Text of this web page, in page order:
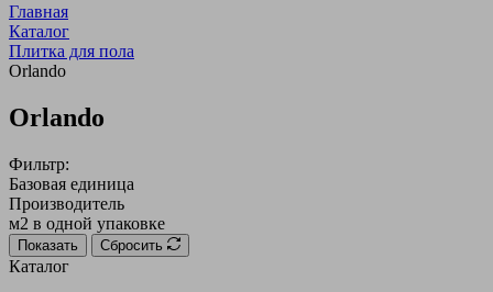
Главная
Каталог
Плитка для пола
Orlando
Orlando
Фильтр:
Базовая единица
Производитель
м2 в одной упаковке
Показать Сбросить
Каталог